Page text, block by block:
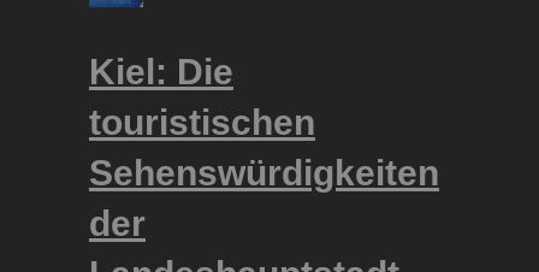
Kiel: Die
touristischen
Sehenswürdigkeiten
der